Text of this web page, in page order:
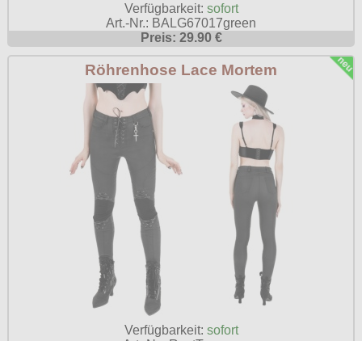
Verfügbarkeit: sofort
Art.-Nr.: BALG67017green
Preis: 29.90 €
Röhrenhose Lace Mortem
Verfügbarkeit: sofort